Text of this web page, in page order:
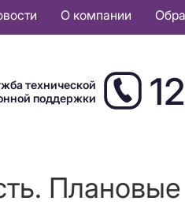
О компании
технической
поддержки